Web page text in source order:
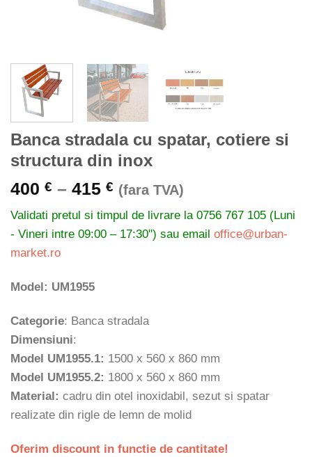
Banca stradala cu spatar, cotiere si
structura din inox
400 € – 415 € Interval
prețuri:
400 €
(fara TVA)
Validati pretul si timpul de livrare la 0756 767 105 (Luni
- Vineri intre 09:00 – 17:30") sau email office@urban-
market.ro
Model: UM1955
Categorie: Banca stradala
Dimensiuni:
Model UM1955.1: 1500 x 560 x 860 mm
Model UM1955.2: 1800 x 560 x 860 mm
Material: cadru din otel inoxidabil, sezut si spatar
realizate din rigle de lemn de molid
Oferim discount in functie de cantitate!